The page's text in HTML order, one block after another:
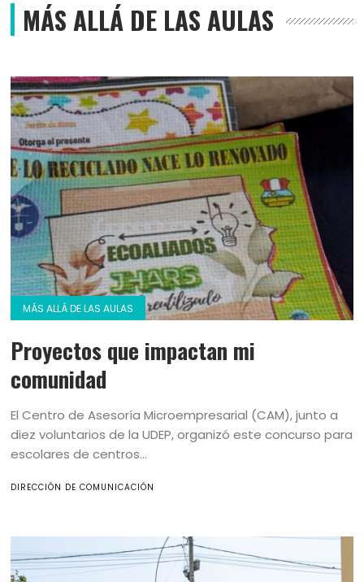
MÁS ALLÁ DE LAS AULAS
MÁS ALLÁ DE LAS AULAS
Proyectos que impactan mi
comunidad
El Centro de Asesoría Microempresarial (CAM), junto a
diez voluntarios de la UDEP, organizó este concurso para
escolares de centros...
DIRECCIÓN DE COMUNICACIÓN